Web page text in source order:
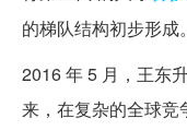
的梯队结构初步形成。
2016 年 5 月，王东
来，在复杂的全球竞